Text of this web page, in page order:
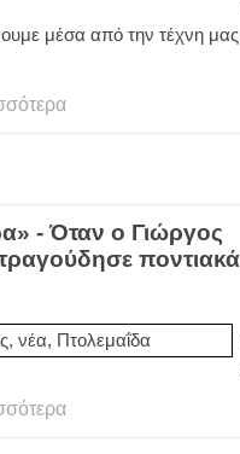
μέσα από την τέχνη μας,
- Όταν ο Γιώργος
ποντιακά